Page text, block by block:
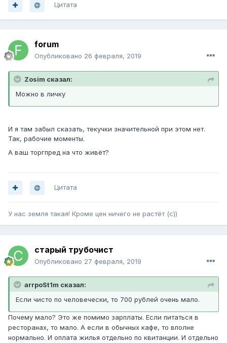
Цитата
forum
Опубликовано 26 февраля, 2019
Zosim сказал:
Можно в личку
И я там забыл сказать, текучки значительной при этом нет.
Так, рабочие моменты.
А ваш торгпред на что живёт?
Цитата
У нас земля такая! Кроме цен ничего не растёт (с))
старый трубочист
Опубликовано 27 февраля, 2019
arrpoSt1m сказал:
Если чисто по человечески, то 700 рублей очень мало.
Почему мало? Это же помимо зарплаты. Если питаться в
ресторанах, то мало. А если в обычных кафе, то вполне
нормально. И оплата жилья отдельно по квитанции. И отдельно